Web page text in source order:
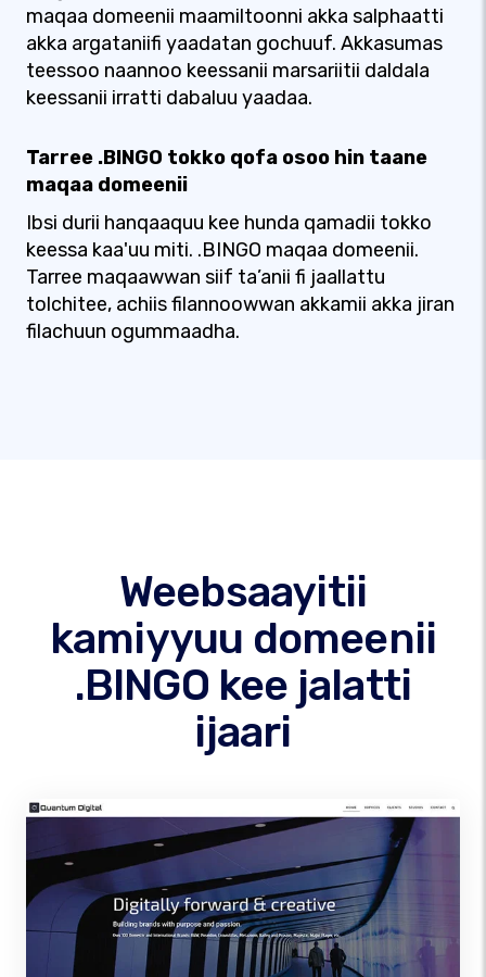
maqaa domeenii maamiltoonni akka salphaatti
akka argataniifi yaadatan gochuuf. Akkasumas
teessoo naannoo keessanii marsariitii daldala
keessanii irratti dabaluu yaadaa.
Tarree .BINGO tokko qofa osoo hin taane
maqaa domeenii
Ibsi durii hanqaaquu kee hunda qamadii tokko
keessa kaa'uu miti. .BINGO maqaa domeenii.
Tarree maqaawwan siif ta’anii fi jaallattu
tolchitee, achiis filannoowwan akkamii akka jiran
filachuun ogummaadha.
Weebsaayitii
kamiyyuu domeenii
.BINGO kee jalatti
ijaari